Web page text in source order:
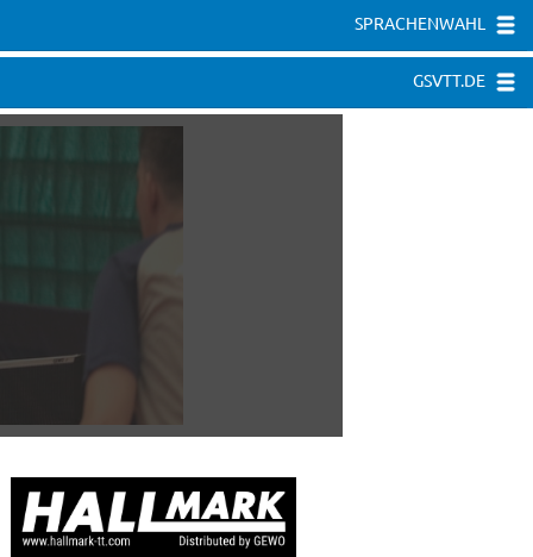
SPRACHENWAHL
GSVTT.DE